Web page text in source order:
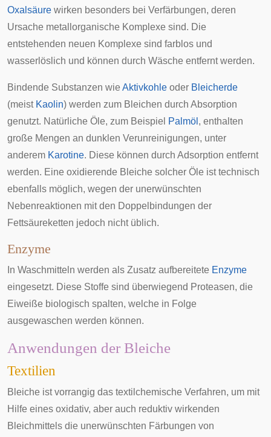
Oxalsäure wirken besonders bei Verfärbungen, deren
Ursache metallorganische Komplexe sind. Die
entstehenden neuen Komplexe sind farblos und
wasserlöslich und können durch Wäsche entfernt werden.
Bindende Substanzen wie Aktivkohle oder Bleicherde
(meist Kaolin) werden zum Bleichen durch Absorption
genutzt. Natürliche Öle, zum Beispiel
Palmöl , enthalten
große Mengen an dunklen Verunreinigungen, unter
anderem Karotine. Diese können durch Adsorption entfernt
werden. Eine oxidierende Bleiche solcher Öle ist technisch
ebenfalls möglich, wegen der unerwünschten
Nebenreaktionen mit den Doppelbindungen der
Fettsäureketten jedoch nicht üblich.
Enzyme
In Waschmitteln werden als Zusatz aufbereitete Enzyme
eingesetzt. Diese Stoffe sind überwiegend Proteasen, die
Eiweiße biologisch spalten, welche in Folge
ausgewaschen werden können.
Anwendungen der Bleiche
Textilien
Bleiche ist vorrangig das textilchemische Verfahren, um mit
Hilfe eines oxidativ, aber auch reduktiv wirkenden
Bleichmittels die unerwünschten Färbungen von